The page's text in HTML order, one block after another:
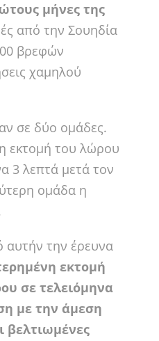
μήνες της
από την Σουηδία
βρεφών
χαμηλού
σε δύο ομάδες.
εκτομή του λώρου
3 λεπτά μετά τον
ομάδα η
την έρευνα
εκτομή
σε τελειόμηνα
με την άμεση
βελτιωμένες